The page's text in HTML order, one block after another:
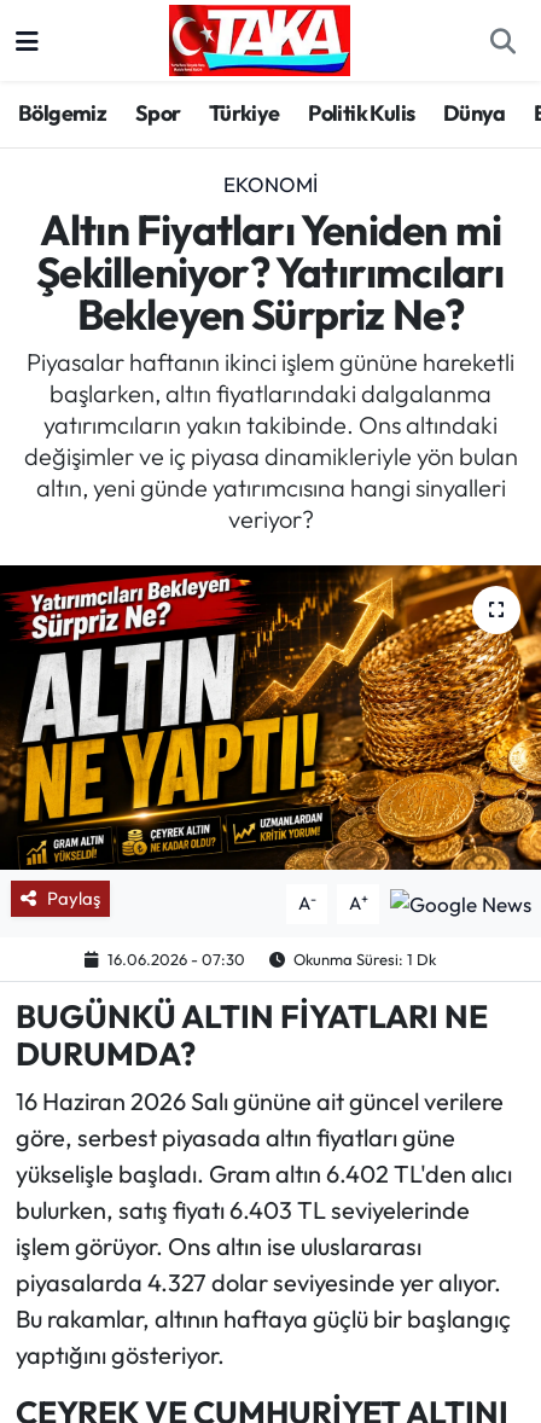
Bölgemiz Spor Türkiye Politik Kulis Dünya
EKONOMI
Altın Fiyatları Yeniden mi
Şekilleniyor? Yatırımcıları
Bekleyen Sürpriz Ne?
Piyasalar haftanın ikinci işlem gününe hareketli
başlarken, altın fiyatlarındaki dalgalanma
yatırımcıların yakın takibinde. Ons altındaki
değişimler ve iç piyasa dinamikleriyle yön bulan
altın, yeni günde yatırımcısına hangi sinyalleri
veriyor?
Paylaş A- A+
16.06.2026 - 07:30 Okunma Süresi: 1 Dk
BUGÜNKÜ ALTIN FİYATLARI NE
DURUMDA?
16 Haziran 2026 Salı gününe ait güncel verilere
göre, serbest piyasada altın fiyatları güne
yükselişle başladı. Gram altın 6.402 TL'den alıcı
bulurken, satış fiyatı 6.403 TL seviyelerinde
işlem görüyor. Ons altın ise uluslararası
piyasalarda 4.327 dolar seviyesinde yer alıyor.
Bu rakamlar, altının haftaya güçlü bir başlangıç
yaptığını gösteriyor.
ÇEYREK VE CUMHURİYET ALTINI
Spor
Türkiye
Kültür/Sanat
Politika
Politik Kulis
Dünya
Mektup Galeri
Röportaj
Manşet
Köşe Yazıları
Karikatür Galeri
BIK
ASTROLOJİ
Spor Yazıları
Ekonomi
Sağlık
Turizm
Teknoloji
Trabzon Hava Durumu
Trabzon Trafik Yoğunluk Haritası
Süper Lig Puan Durumu ve Fikstür
Tüm Manşetler
Son Dakika Haberleri
Haber Arşivi